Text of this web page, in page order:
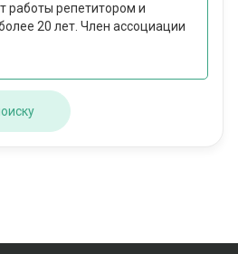
работы репетитором и
20 лет. Член ассоциации